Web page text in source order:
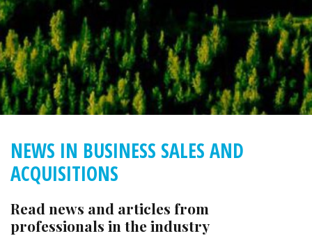
NEWS IN BUSINESS SALES AND
ACQUISITIONS
Read news and articles from
professionals in the industry